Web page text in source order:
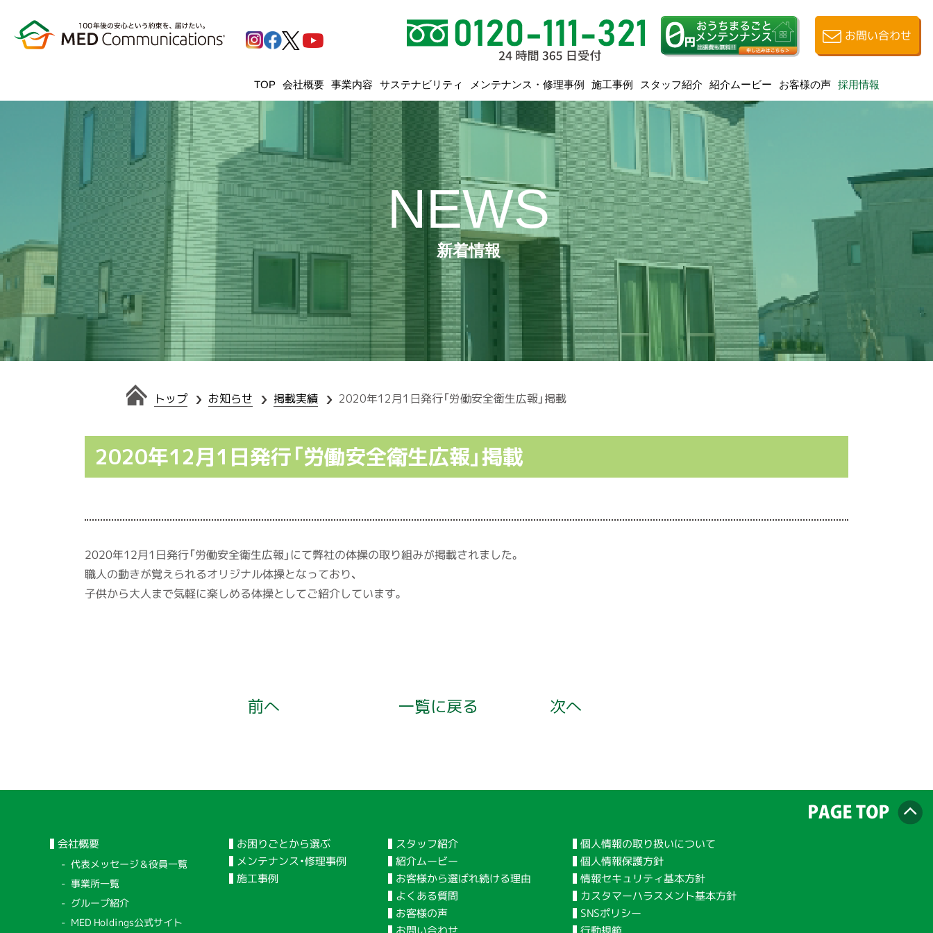
お問い合わせ
TOP 会社概要 事業内容 サステナビリティ メンテナンス・修理事例 施工事例 スタッフ紹介 紹介ムービー お客様の声 採用情報
NEWS
新着情報
トップ お知らせ 掲載実績 2020年12月1日発行「労働安全衛生広報」掲載
2020年12月1日発行「労働安全衛生広報」掲載
2020年12月1日発行「労働安全衛生広報」にて弊社の体操の取り組みが掲載されました。
職人の動きが覚えられるオリジナル体操となっており、
子供から大人まで気軽に楽しめる体操としてご紹介しています。
前へ 一覧に戻る 次へ
会社概要
代表メッセージ＆役員一覧
事業所一覧
グループ紹介
MED Holdings公式サイト
お困りごとから選ぶ
メンテナンス・修理事例
施工事例
スタッフ紹介
紹介ムービー
お客様から選ばれ続ける理由
よくある質問
お客様の声
個人情報の取り扱いについて
個人情報保護方針
情報セキュリティ基本方針
カスタマーハラスメント基本方針
SNSポリシー